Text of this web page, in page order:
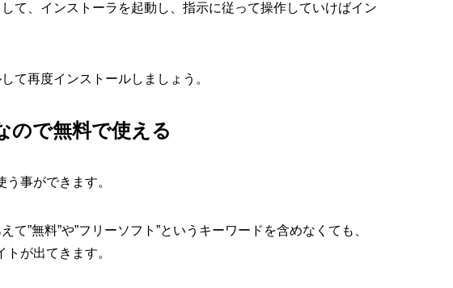
て、インストーラを起動し、指示に従って操作していけばイン
て再度インストールしましょう。
ので無料で使える
事ができます。
”無料”や”フリーソフト”というキーワードを含めなくても、
が出てきます。